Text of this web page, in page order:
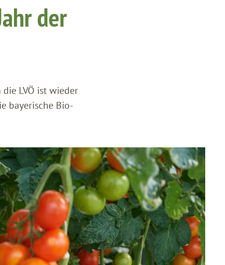
der
LVÖ ist wieder
bayerische Bio-